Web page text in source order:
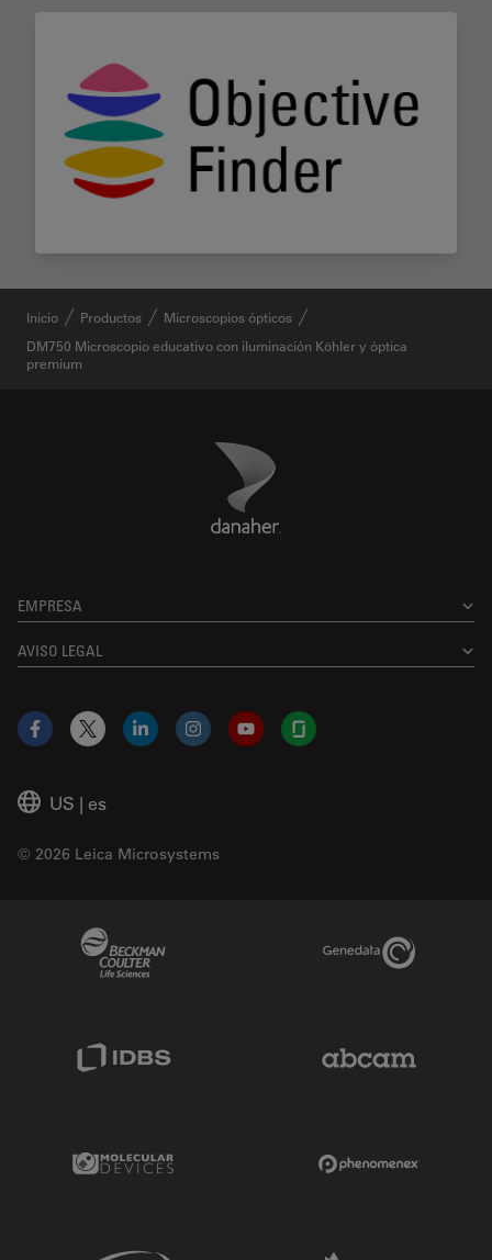
Inicio Productos
Microscopios ópticos
DM750 Microscopio educativo con iluminación Köhler y óptica
premium
Danaher Logo
EMPRESA
AVISO LEGAL
US | es
© 2026 Leica Microsystems
Facebook
X LinkedInInstagramYouTubeGlassdoor
Genedata Link
Molecular Devices Link
Sciex Link